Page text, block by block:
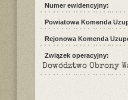
Numer ewidencyjny:
Powiatowa Komenda
Rejonowa Komenda
Związek operacyjny:
Dowództwo Obrony